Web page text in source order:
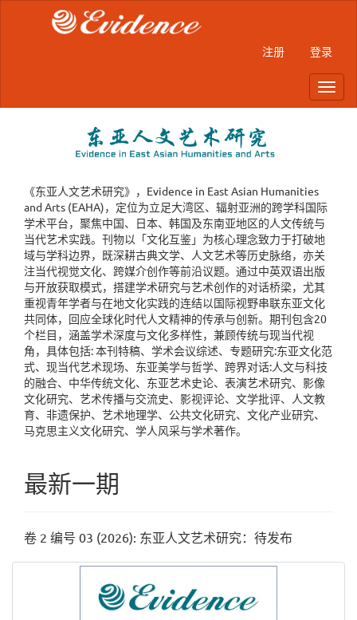
Navigation
注册 登录
《东亚人文艺术研究》，Evidence in East Asian Humanities
and Arts (EAHA)，定位为立足大湾区、辐射亚洲的跨学科国际
学术平台，聚焦中国、日本、韩国及东南亚地区的人文传统与
当代艺术实践。刊物以「文化互鉴」为核心理念致力于打破地
域与学科边界，既深耕古典文学、人文艺术等历史脉络，亦关
注当代视觉文化、跨媒介创作等前沿议题。通过中英双语出版
与开放获取模式，搭建学术研究与艺术创作的对话桥梁，尤其
重视青年学者与在地文化实践的连结以国际视野串联东亚文化
共同体，回应全球化时代人文精神的传承与创新。期刊包含20
个栏目，涵盖学术深度与文化多样性，兼顾传统与现当代视
角，具体包括: 本刊特稿、学术会议综述、专题研究:东亚文化范
式、现当代艺术现场、东亚美学与哲学、跨界对话:人文与科技
的融合、中华传统文化、东亚艺术史论、表演艺术研究、影像
文化研究、艺术传播与交流史、影视评论、文学批评、人文教
育、非遗保护、艺术地理学、公共文化研究、文化产业研究、
马克思主义文化研究、学人风采与学术著作。
最新一期
卷 2 编号 03 (2026): 东亚人文艺术研究：待发布